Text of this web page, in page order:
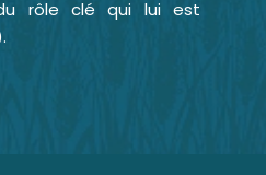
rôle clé qui lui est